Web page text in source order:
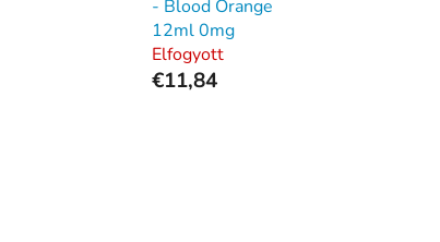
- Blood Orange
12ml 0mg
Elfogyott
€11,84